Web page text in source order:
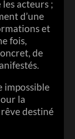
acteurs ;
d’une
et
fois,
de
impossible
la
destiné